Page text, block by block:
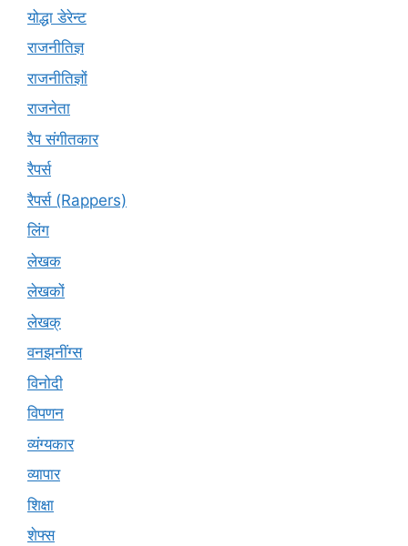
योद्धा डेरेन्ट
राजनीतिज्ञ
राजनीतिज्ञों
राजनेता
रैप संगीतकार
रैपर्स
रैपर्स (Rappers)
लिंग
लेखक
लेखकों
लेखक्
वनझनींग्स
विनोदी
विपणन
व्यंग्यकार
व्यापार
शिक्षा
शेफ्स